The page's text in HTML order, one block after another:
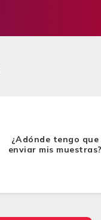
¿Adónde tengo que
enviar mis